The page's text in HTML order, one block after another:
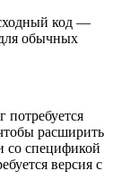
код —
обычных
расширить
со спецификой
версия с